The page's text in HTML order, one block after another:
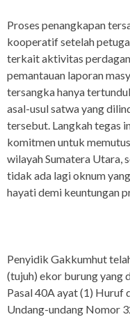
Proses penangkapan
kooperatif setelah
terkait aktivitas
pemantauan laporan
tersangka hanya
asal-usul satwa yang
tersebut. Langkah tegas
komitmen untuk
wilayah Sumatera Utara,
tidak ada lagi oknum
hayati demi keuntungan
Penyidik Gakkumhut
(tujuh) ekor burung yang
Pasal 40A ayat (1) Huruf
Undang-undang Nomor